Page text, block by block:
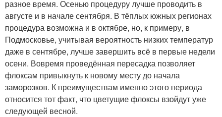
разное время. Осенью процедуру лучше проводить в
августе и в начале сентября. В тёплых южных регионах
процедура возможна и в октябре, но, к примеру, в
Подмосковье, учитывая вероятность низких температур
даже в сентябре, лучше завершить всё в первые недели
осени. Вовремя проведённая пересадка позволяет
флоксам привыкнуть к новому месту до начала
заморозков. К преимуществам именно этого периода
относится тот факт, что цветущие флоксы взойдут уже
следующей весной.